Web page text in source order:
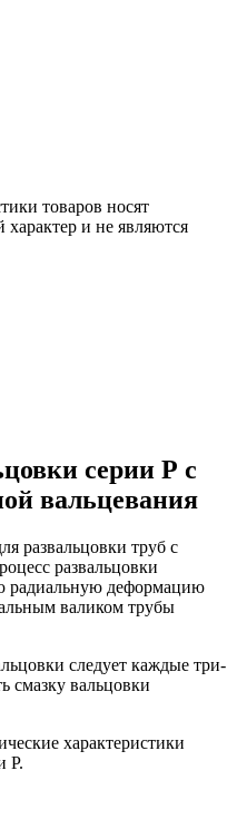
товаров носят
и не являются
серии Р с
вальцевания
развальцовки труб с
развальцовки
радиальную деформацию
валиком трубы
следует каждые три-
смазку вальцовки
характеристики
Р.